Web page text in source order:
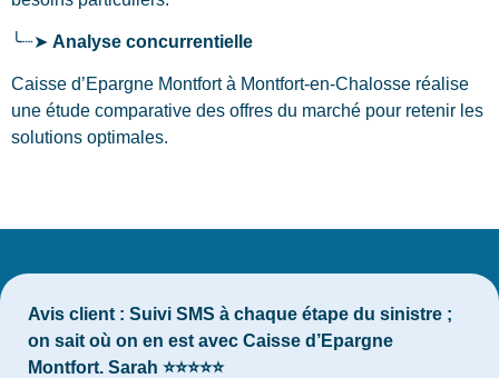
╰┈➤ Analyse concurrentielle
Caisse d’Epargne Montfort à Montfort-en-Chalosse réalise
une étude comparative des offres du marché pour retenir les
solutions optimales.
Avis client : Suivi SMS à chaque étape du sinistre ;
on sait où on en est avec Caisse d’Epargne
Montfort. Sarah ⭐⭐⭐⭐⭐